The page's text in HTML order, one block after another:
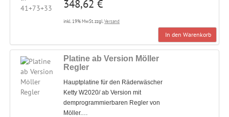
348,62 €
inkl. 19% MwSt. zzgl.Versand
In den Warenkorb
Platine ab Version Möller
Regler
Hauptplatine für den Räderwäscher
Ketty W2020/ ab Version mit
demprogrammierbaren Regler von
Möller.…